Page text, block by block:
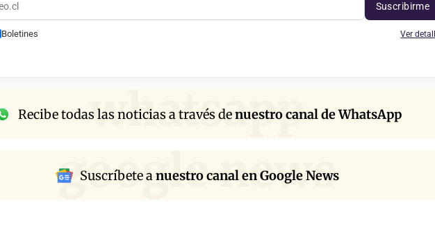
Suscribirme
Boletines Ver
whatsapp
Recibe todas las noticias a través denuestro canal de WhatsApp
google news
Suscríbete anuestro canal en Google News